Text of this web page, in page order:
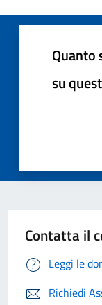
Quanto
su
Contatta il
Leggi le
Richiedi